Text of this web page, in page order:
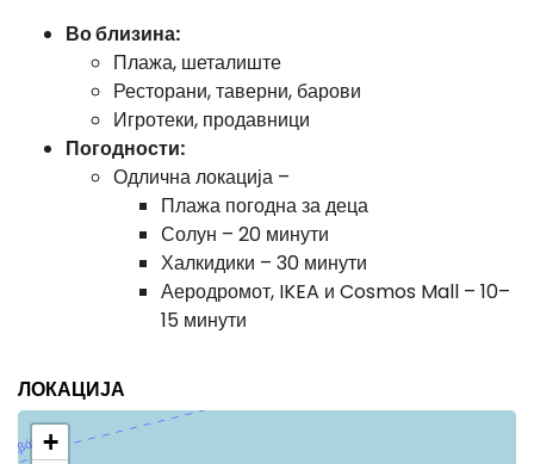
Во близина:
Плажа, шеталиште
Ресторани, таверни, барови
Игротеки, продавници
Погодности:
Одлична локација –
Плажа погодна за деца
Солун – 20 минути
Халкидики – 30 минути
Аеродромот, IKEA и Cosmos Mall – 10–
15 минути
ЛОКАЦИЈА
+